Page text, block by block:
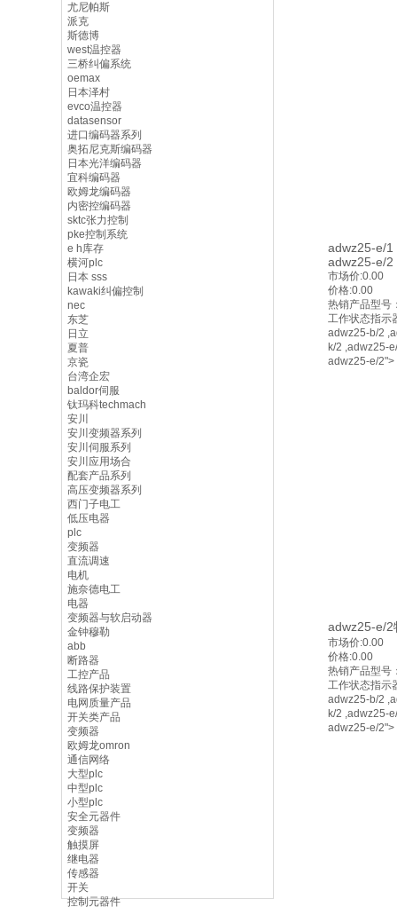
adwz25-e/1
adwz25-e/2
市场价:0.00
价格:0.00
热销产品型号
工作状态指示
adwz25-b/2
k/2 ,adwz25-
adwz25-e/2">
adwz25-e/2
市场价:0.00
价格:0.00
热销产品型号
工作状态指示
adwz25-b/2
k/2 ,adwz25-
adwz25-e/2">
尤尼帕斯
派克
斯德博
west温控器
三桥纠偏系统
oemax
日本泽村
evco温控器
datasensor
进口编码器系列
奥拓尼克斯编码器
日本光洋编码器
宜科编码器
欧姆龙编码器
内密控编码器
sktc张力控制
pke控制系统
e h库存
横河plc
日本 sss
kawaki纠偏控制
nec
东芝
日立
夏普
京瓷
台湾企宏
baldor伺服
钛玛科techmach
安川
安川变频器系列
安川伺服系列
安川应用场合
配套产品系列
高压变频器系列
西门子电工
低压电器
plc
变频器
直流调速
电机
施奈德电工
电器
变频器与软启动器
金钟穆勒
abb
断路器
工控产品
线路保护装置
电网质量产品
开关类产品
变频器
欧姆龙omron
通信网络
大型plc
中型plc
小型plc
安全元器件
变频器
触摸屏
继电器
传感器
开关
控制元器件